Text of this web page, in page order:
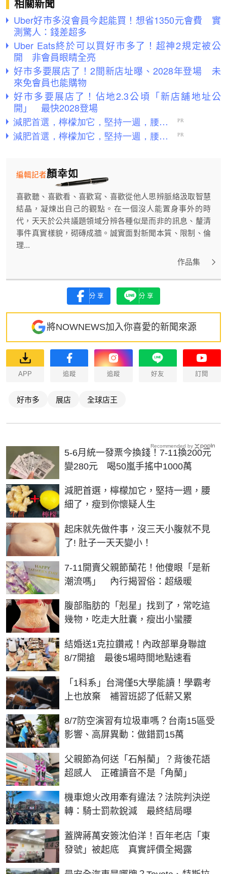
相關新聞
Uber好市多沒會員今起能買！想省1350元會費 實
測驚人：錢差超多
Uber Eats終於可以買好市多了！超神2規定被公
開 非會員眼睛全亮
好市多要展店了！2間新店址曝、2028年登場 未
來免會員也能購物
好市多要展店了！佔地2.3公頃「新店舖地址公
開」 最快2028登場
顏幸如
編輯記者
喜歡聽、喜歡看、喜歡寫、喜歡從他人思辨脈絡汲取智慧
結晶，凝煉出自己的觀點。在一個沒人能置身事外的時
代，天天於公共議題領域分辨各種似是而非的訊息、釐清
事件真實樣貌，砌磚成牆。誠實面對新聞本質、限制、倫
理...
作品集
分享 分享
將NOWNEWS加入你喜愛的新聞來源
APP 追蹤 追蹤 好友 訂閱
好市多 展店 全球店王
5-6月統一發票今換錢！7-11換200元
變280元 喝50嵐手搖中1000萬
減肥首選，檸檬加它，堅持一週，腰
細了，瘦到你懷疑人生
PR
起床就先做件事，沒三天小腹就不見
了! 肚子一天天變小！
PR
7-11開賣父親節蘭花！他傻眼「是新
潮流嗎」 內行揭習俗：超級暖
腹部脂肪的「剋星」找到了，常吃這
幾物，吃走大肚囊，瘦出小蠻腰
PR
結婚送1克拉鑽戒！內政部單身聯誼
8/7開搶 最後5場時間地點速看
「1科系」台灣僅5大學能讀！學霸考
上也放棄 補習班認了低薪又累
8/7防空演習有垃圾車嗎？台南15區受
影響、高屏異動：做錯罰15萬
父親節為何送「石斛蘭」？背後花語
超感人 正確讀音不是「角蘭」
機車熄火改用牽有違法？法院判決逆
轉：騎士罰款銳減 最終結局曝
蓋牌蔣萬安簽沈伯洋！百年老店「東
發號」被起底 真實評價全揭露
Recommended by